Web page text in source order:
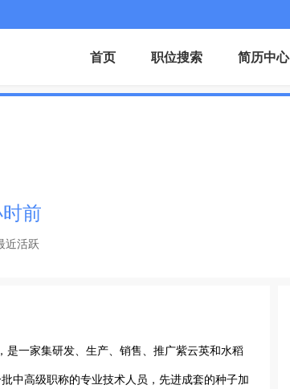
首页 职位搜索 简历中心
前
近活跃
是一家集研发、生产、销售、推广紫云英和水稻
中高级职称的专业技术人员，先进成套的种子加